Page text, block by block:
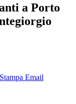
a Porto
Stampa Email